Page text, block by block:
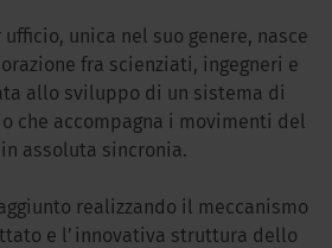
unica nel suo genere, nasce
fra scienziati, ingegneri e
allo sviluppo di un sistema di
che accompagna i movimenti del
assoluta sincronia.
realizzando il meccanismo
e l’innovativa struttura dello